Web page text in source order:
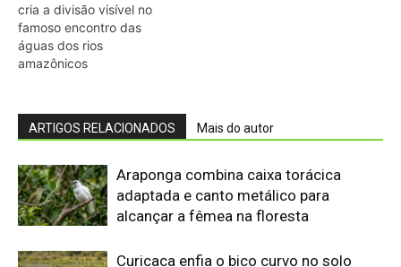
cria a divisão visível no
famoso encontro das
águas dos rios
amazônicos
ARTIGOS RELACIONADOS Mais do autor
Araponga combina caixa torácica
adaptada e canto metálico para
alcançar a fêmea na floresta
Curicaca enfia o bico curvo no solo